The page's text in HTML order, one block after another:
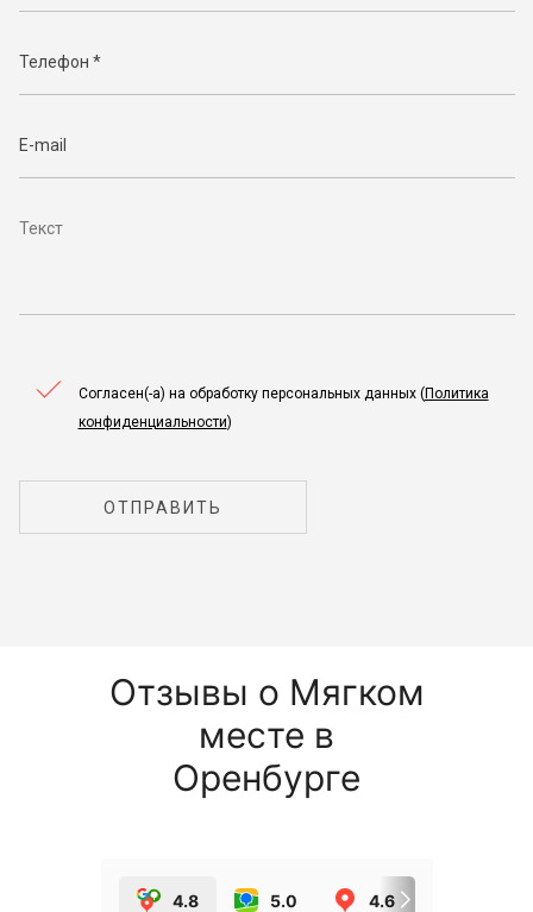
Согласен(-а) на обработку персональных данных (Политика
конфиденциальности)
ОТПРАВИТЬ
Отзывы о Мягком
месте в
Оренбурге
4.8 5.0 4.6